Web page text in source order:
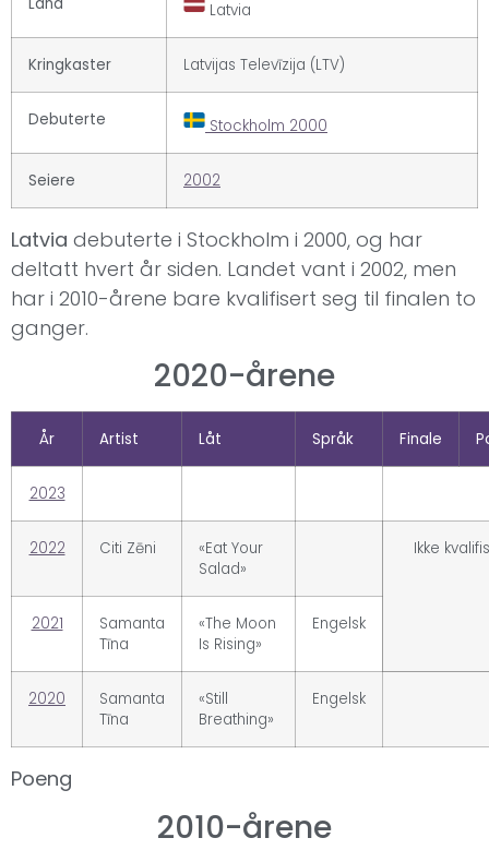
Latvia
Kringkaster Latvijas Televīzija (LTV)
Debuterte Stockholm 2000
Seiere 2002
Latvia debuterte i Stockholm i 2000, og har
deltatt hvert år siden. Landet vant i 2002, men
har i 2010-årene bare kvalifisert seg til finalen to
ganger.
2020-årene
År Artist Låt Språk Finale
2023
2022 Citi Zēni
«Eat Your
Salad»
Ikke
2021
Samanta
Tīna
«The Moon
Is Rising»
Engelsk
2020
Samanta
Tīna
«Still
Breathing»
Engelsk
Poeng
2010-årene